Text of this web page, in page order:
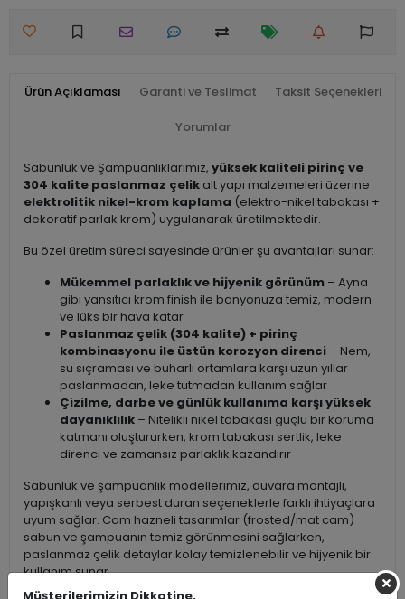
Ürün Açıklaması Garanti ve Teslimat Taksit Seçenekleri
Yorumlar
Sabunluk ve Şampuanlıklarımız, yüksek kaliteli pirinç ve
304 kalite paslanmaz çelik alt yapı malzemeleri üzerine
elektrolitik nikel-krom kaplama (elektro-nikel tabakası +
dekoratif parlak krom) uygulanarak üretilmektedir.
Bu özel üretim süreci sayesinde ürünler şu avantajları sunar:
Mükemmel parlaklık ve hijyenik görünüm – Ayna
gibi yansıtıcı krom finish ile banyonuza temiz, modern
ve lüks bir hava katar
Paslanmaz çelik (304 kalite) + pirinç
kombinasyonu ile üstün korozyon direnci – Nem,
su sıçraması ve buharlı ortamlara karşı uzun yıllar
paslanmadan, leke tutmadan kullanım sağlar
Çizilme, darbe ve günlük kullanıma karşı yüksek
dayanıklılık – Nitelikli nikel tabakası güçlü bir koruma
katmanı oluştururken, krom tabakası sertlik, leke
direnci ve zamansız parlaklık kazandırır
Sabunluk ve şampuanlık modellerimiz, duvara montajlı,
yapışkanlı veya serbest duran seçeneklerle farklı ihtiyaçlara
uyum sağlar. Cam hazneli tasarımlar (frosted/mat cam)
sabun ve şampuanın temiz görünmesini sağlarken,
paslanmaz çelik detaylar kolay temizlenebilir ve hijyenik bir
kullanım sunar.
Müşterilerimizin Dikkatine,